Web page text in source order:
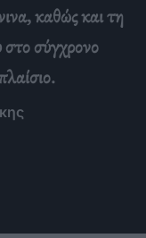
καθώς και τη
στο σύγχρονο